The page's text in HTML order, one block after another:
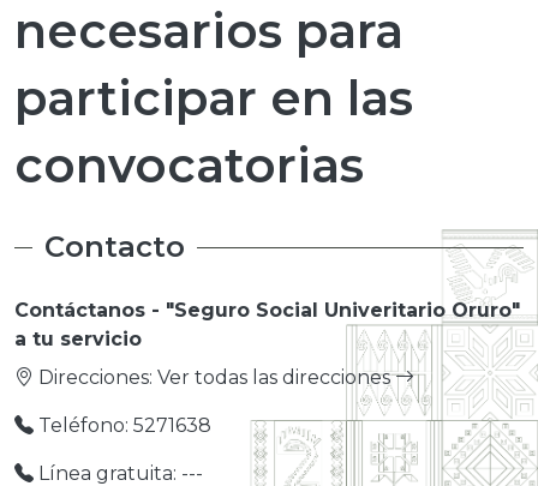
necesarios para
participar en las
convocatorias
Contacto
Contáctanos - "Seguro Social Univeritario Oruro"
a tu servicio
Direcciones: Ver todas las direcciones
Teléfono: 5271638
Línea gratuita: ---